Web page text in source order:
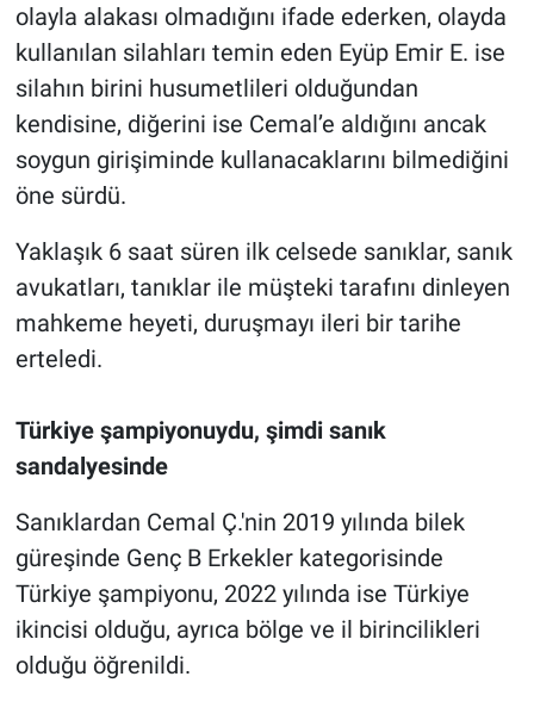
olayla alakası olmadığını ifade ederken, olayda
kullanılan silahları temin eden Eyüp Emir E. ise
silahın birini husumetlileri olduğundan
kendisine, diğerini ise Cemal’e aldığını ancak
soygun girişiminde kullanacaklarını bilmediğini
öne sürdü.
Yaklaşık 6 saat süren ilk celsede sanıklar, sanık
avukatları, tanıklar ile müşteki tarafını dinleyen
mahkeme heyeti, duruşmayı ileri bir tarihe
erteledi.
Türkiye şampiyonuydu, şimdi sanık
sandalyesinde
Sanıklardan Cemal Ç.'nin 2019 yılında bilek
güreşinde Genç B Erkekler kategorisinde
Türkiye şampiyonu, 2022 yılında ise Türkiye
ikincisi olduğu, ayrıca bölge ve il birincilikleri
olduğu öğrenildi.